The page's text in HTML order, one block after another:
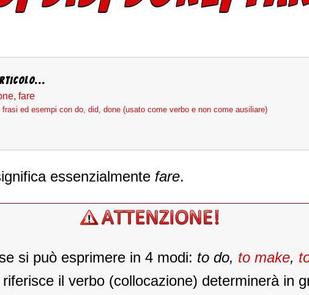
fare
ed esempi con do, did, done (usato come verbo e non come ausiliare)
essenzialmente fare.
si può esprimere in 4 modi: to do, to make,
il verbo (collocazione) determinerà in